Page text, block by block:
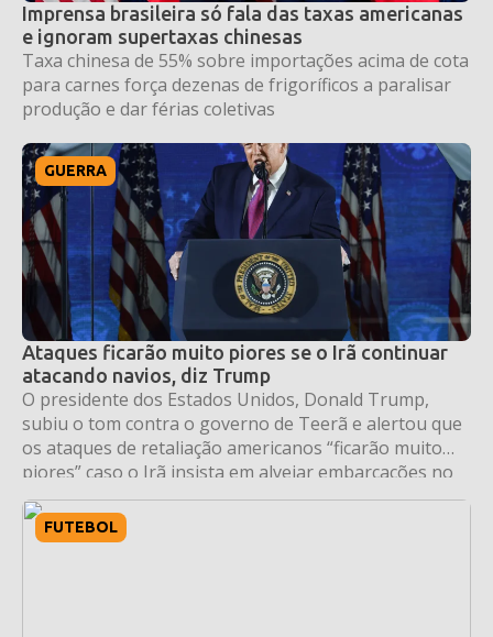
Imprensa brasileira só fala das taxas americanas
e ignoram supertaxas chinesas
Taxa chinesa de 55% sobre importações acima de cota
para carnes força dezenas de frigoríficos a paralisar
produção e dar férias coletivas
GUERRA
Ataques ficarão muito piores se o Irã continuar
atacando navios, diz Trump
O presidente dos Estados Unidos, Donald Trump,
subiu o tom contra o governo de Teerã e alertou que
os ataques de retaliação americanos “ficarão muito
piores” caso o Irã insista em alvejar embarcações no
Estreito de Ormuz — uma das rotas marítimas mais
vitais para o comércio global de petróleo. O
pronunciamento foi feito nesta […]
FUTEBOL